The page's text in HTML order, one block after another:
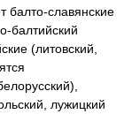
балто-славянские
балтийский
(литовский,
лужицкий